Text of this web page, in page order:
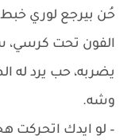
حُن بيرجع لوري
الفون تحت كرسي،
يضربه، حب يرد له
وشه.
– لو ايدك اتحركت